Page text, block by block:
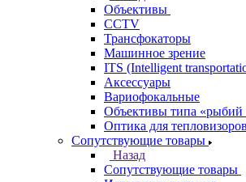
Объективы
CCTV
Трансфокаторы
Машинное зрение
ITS (Intelligent
Аксессуары
Вариофокальные
Объективы типа «рыбий
Оптика для тепловизоров
Сопутствующие товары
Назад
Сопутствующие товары